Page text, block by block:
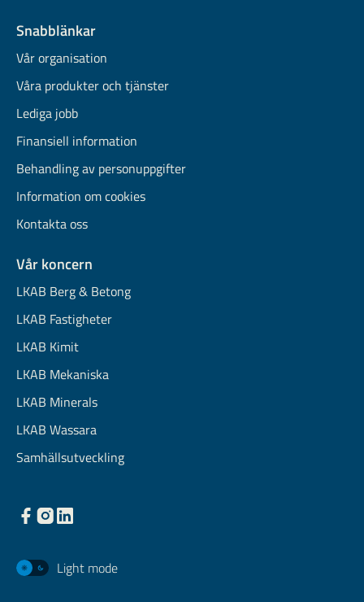
Snabblänkar
Vår organisation
Våra produkter och tjänster
Lediga jobb
Finansiell information
Behandling av personuppgifter
Information om cookies
Kontakta oss
Vår koncern
LKAB Berg & Betong
LKAB Fastigheter
LKAB Kimit
LKAB Mekaniska
LKAB Minerals
LKAB Wassara
Samhällsutveckling
Light mode